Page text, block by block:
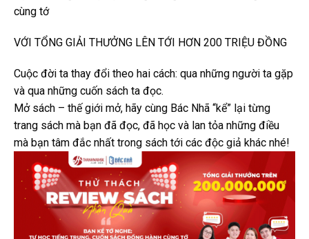
cùng tớ
VỚI TỔNG GIẢI THƯỞNG LÊN TỚI HƠN 200 TRIỆU ĐỒNG
Cuộc đời ta thay đổi theo hai cách: qua những người ta gặp
và qua những cuốn sách ta đọc.
Mở sách – thế giới mở, hãy cùng Bác Nhã “kể” lại từng
trang sách mà bạn đã đọc, đã học và lan tỏa những điều
mà bạn tâm đắc nhất trong sách tới các độc giả khác nhé!